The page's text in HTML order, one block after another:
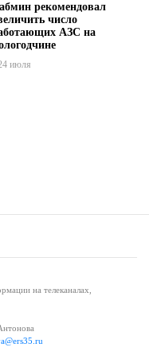
рекомендовал
число
АЗС на
июля
на телеканалах,